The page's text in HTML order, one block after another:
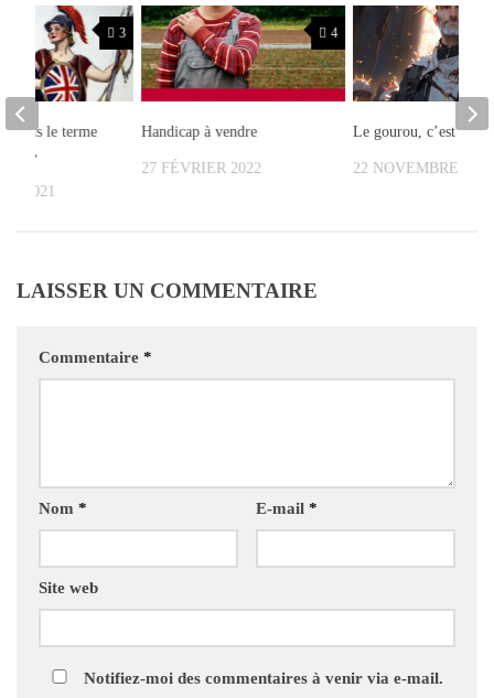
4
Handicap à vendre
27 FÉVRIER 2022
Le gourou, c’est moi
22 NOVEMBRE 2023
3
plus le terme
»
2021
LAISSER UN COMMENTAIRE
Commentaire *
Nom * E-mail *
Site web
Notifiez-moi des commentaires à venir via e-mail.